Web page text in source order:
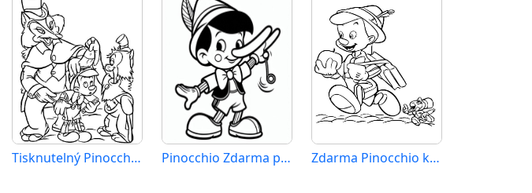
Tisknutelný Pinocchio Obrázek Pinocchio Zdarma pro Děti Zdarma Pinocchio k Tisku pro Děti